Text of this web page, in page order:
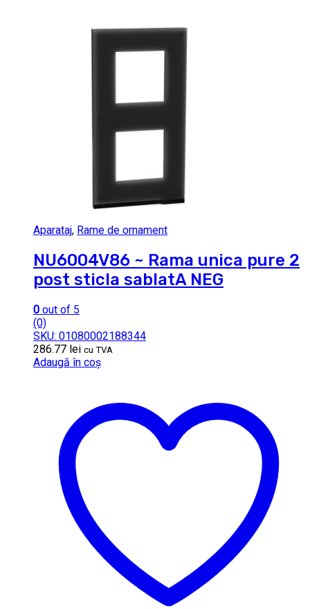
Aparataj, Rame de ornament
NU6004V86 ~ Rama unica pure 2
post sticla sablatA NEG
0 out of 5
(0)
SKU: 01080002188344
286.77 lei cu TVA
Adaugă în coș